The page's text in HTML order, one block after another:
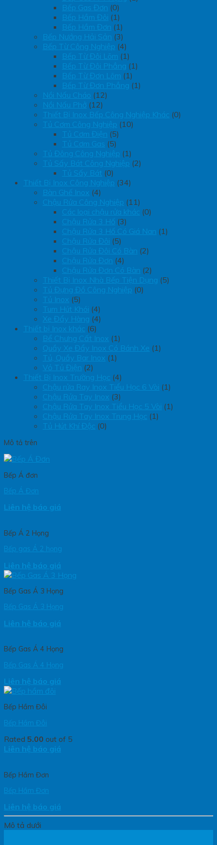
Bếp Gas Đơn (0)
Bếp Hầm Đôi (1)
Bếp Hầm Đơn (1)
Bếp Nướng Hải Sản (3)
Bếp Từ Công Nghiệp (4)
Bếp Từ Đôi Lõm (1)
Bếp Từ Đôi Phẳng (1)
Bếp Từ Đơn Lõm (1)
Bếp Từ Đơn Phẳng (1)
Nồi Nấu Cháo (12)
Nồi Nấu Phở (12)
Thiết Bị Inox Bếp Công Nghiệp Khác (0)
Tủ Cơm Công Nghiệp (10)
Tủ Cơm Điện (5)
Tủ Cơm Gas (5)
Tủ Đông Công Nghiệp (1)
Tủ Sấy Bát Công Nghiệp (2)
Tủ Sấy Bát (0)
Thiết Bị Inox Công Nghiệp (34)
Bàn Ghế Inox (4)
Chậu Rửa Công Nghiệp (11)
Các loại chậu rửa khác (0)
Chậu Rửa 3 Hố (3)
Chậu Rửa 3 Hố Có Giá Nan (1)
Chậu Rửa Đôi (5)
Chậu Rửa Đôi Có Bàn (2)
Chậu Rửa Đơn (4)
Chậu Rửa Đơn Có Bàn (2)
Thiết Bị Inox Nhà Bếp Tiện Dụng (5)
Tủ Đựng Đồ Công Nghiệp (0)
Tủ Inox (5)
Tum Hút Khói (4)
Xe Đẩy Hàng (4)
Thiết bị Inox khác (6)
Bể Chưng Cất Inox (1)
Quầy Xe Đẩy Inox Có Bánh Xe (1)
Tủ, Quầy Bar Inox (1)
Vỏ Tủ Điện (2)
Thiết Bị Inox Trường Học (4)
Chậu rửa Ray Inox Tiểu Học 6 Vòi (1)
Chậu Rửa Tay Inox (3)
Chậu Rửa Tay Inox Tiểu Học 5 Vòi (1)
Chậu Rửa Tay Inox Trung Học (1)
Tủ Hút Khí Độc (0)
Mô tả trên
Bếp Á đơn
Bếp Á Đơn
Liên hệ báo giá
Bếp Á 2 Họng
Bếp gas Á 2 họng
Liên hệ báo giá
Bếp Gas Á 3 Họng
Bếp Gas Á 3 Họng
Liên hệ báo giá
Bếp Gas Á 4 Họng
Bếp Gas Á 4 Họng
Liên hệ báo giá
Bếp Hầm Đôi
Bếp Hầm Đôi
Rated 5.00 out of 5
Liên hệ báo giá
Bếp Hầm Đơn
Bếp Hầm Đơn
Liên hệ báo giá
Mô tả dưới